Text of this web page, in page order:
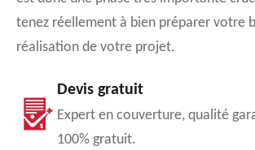
tenez réellement à bien préparer votre
réalisation de votre projet.
Devis gratuit
Expert en couverture, qualité
100% gratuit.